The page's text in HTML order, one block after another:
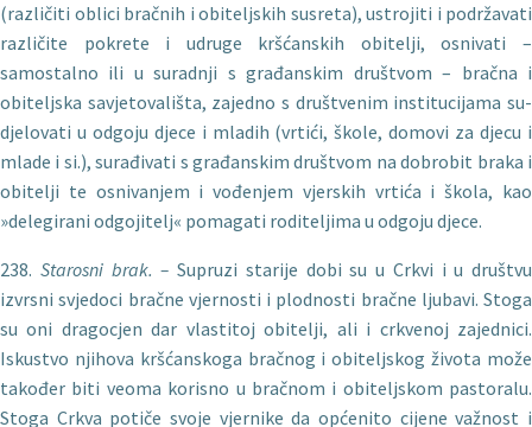
(različiti oblici bračnih i obiteljskih susreta), ustrojiti i podržavati
različite pokrete i udruge kršćanskih obitelji, osniva­ti –
samostalno ili u suradnji s građanskim društvom – bračna i
obiteljska savjetovališta, zajedno s društvenim institucijama su­
djelovati u odgoju djece i mladih (vrtići, škole, domovi za djecu i
mlade i si.), surađivati s građanskim društvom na dobrobit braka i
obitelji te osnivanjem i vođenjem vjerskih vrtića i škola, kao
»delegirani odgojitelj« pomagati roditeljima u odgoju djece.
238. Starosni brak. – Supruzi starije dobi su u Crkvi i u društvu
izvrsni svjedoci bračne vjernosti i plodnosti bračne ljubavi. Stoga
su oni dragocjen dar vlastitoj obitelji, ali i crkvenoj zajednici.
Iskustvo njihova kršćanskoga bračnog i obiteljskog života može
također biti veoma korisno u bračnom i obiteljskom pastoralu.
Stoga Crkva potiče svoje vjernike da općenito cijene važnost i